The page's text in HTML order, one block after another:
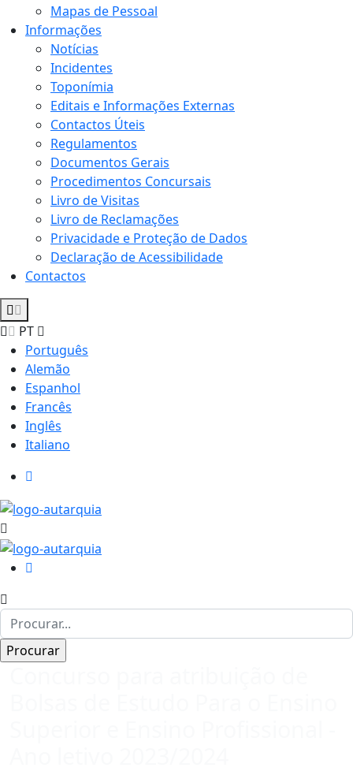
Mapas de Pessoal
Informações
Notícias
Incidentes
Toponímia
Editais e Informações Externas
Contactos Úteis
Regulamentos
Documentos Gerais
Procedimentos Concursais
Livro de Visitas
Livro de Reclamações
Privacidade e Proteção de Dados
Declaração de Acessibilidade
Contactos
PT
Português
Alemão
Espanhol
Francês
Inglês
Italiano